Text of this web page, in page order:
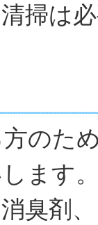
掃は
のた
ます
臭剤